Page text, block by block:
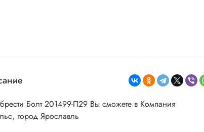
Болт 201499-П29 Вы сможете в Компания
город Ярославль